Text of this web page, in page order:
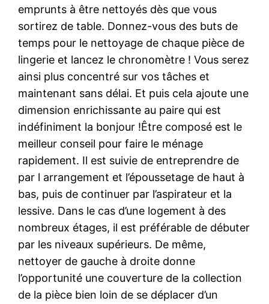
emprunts à être nettoyés dès que vous
sortirez de table. Donnez-vous des buts de
temps pour le nettoyage de chaque pièce de
lingerie et lancez le chronomètre ! Vous serez
ainsi plus concentré sur vos tâches et
maintenant sans délai. Et puis cela ajoute une
dimension enrichissante au paire qui est
indéfiniment la bonjour !Être composé est le
meilleur conseil pour faire le ménage
rapidement. Il est suivie de entreprendre de
par l arrangement et l’époussetage de haut à
bas, puis de continuer par l’aspirateur et la
lessive. Dans le cas d’une logement à des
nombreux étages, il est préférable de débuter
par les niveaux supérieurs. De même,
nettoyer de gauche à droite donne
l’opportunité une couverture de la collection
de la pièce bien loin de se déplacer d’un